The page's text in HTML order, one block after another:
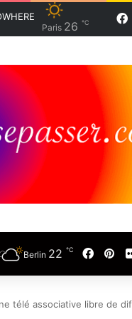
Paris 26 ℃
Berlin 22 ℃
télé associative libre de